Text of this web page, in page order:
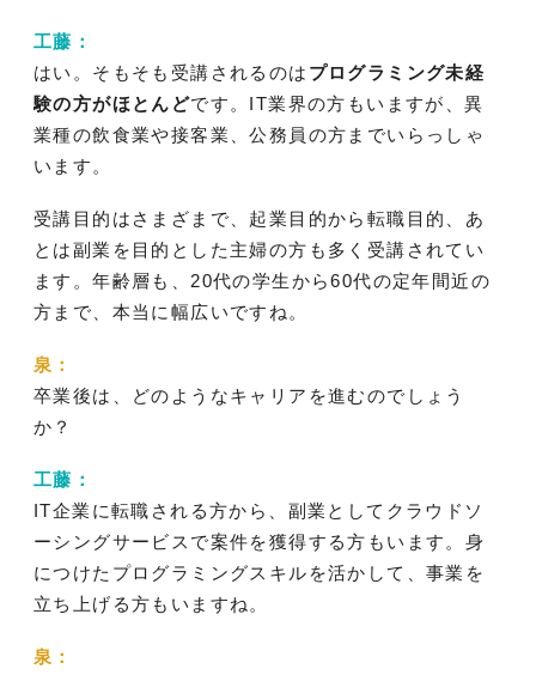
工藤：
はい。そもそも受講されるのは プログラミング未経
験の方がほとんどです。IT業界の方もいますが、異
業種の飲食業や接客業、公務員の方までいらっしゃ
います。
受講目的はさまざまで、起業目的から転職目的、あ
とは副業を目的とした主婦の方も多く受講されてい
ます。年齢層も、20代の学生から60代の定年間近の
方まで、本当に幅広いですね。
泉：
卒業後は、どのようなキャリアを進むのでしょう
か？
工藤：
IT企業に転職される方から、副業としてクラウドソ
ーシングサービスで案件を獲得する方もいます。身
につけたプログラミングスキルを活かして、事業を
立ち上げる方もいますね。
泉：